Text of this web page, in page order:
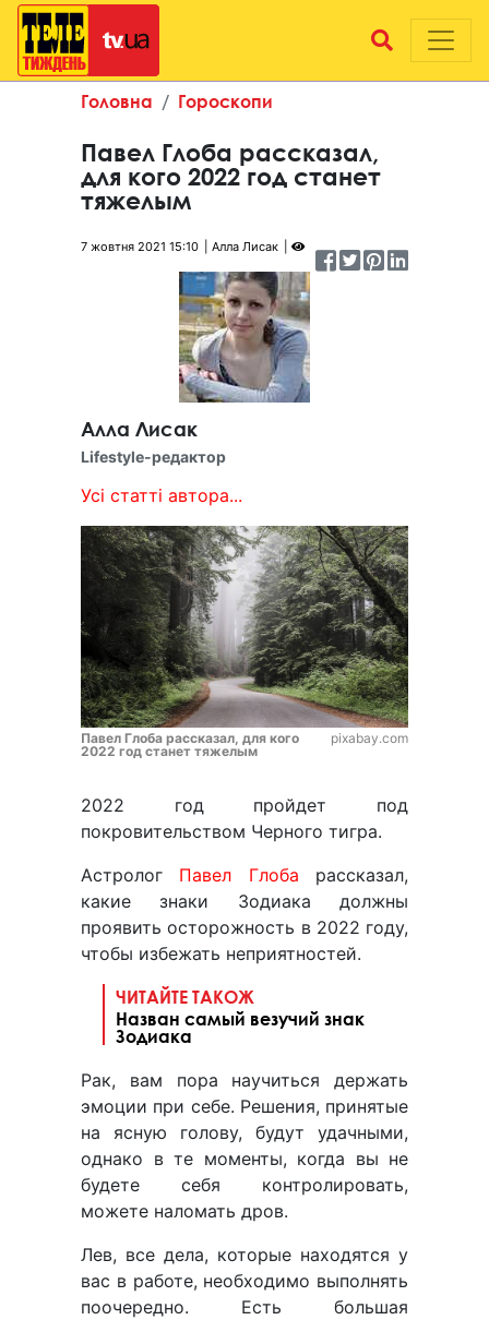
Головна Гороскопи
Павел Глоба рассказал,
для кого 2022 год станет
тяжелым
7 жовтня 2021 15:10 Алла Лисак
Алла Лисак
Lifestyle-редактор
Усі статті автора...
Павел Глоба рассказал, для кого
2022 год станет тяжелым
pixabay.com
2022 год пройдет под
покровительством Черного тигра.
Астролог Павел Глоба рассказал,
какие знаки Зодиака должны
проявить осторожность в 2022 году,
чтобы избежать неприятностей.
ЧИТАЙТЕ ТАКОЖ
Назван самый везучий знак
Зодиака
Рак, вам пора научиться держать
эмоции при себе. Решения, принятые
на ясную голову, будут удачными,
однако в те моменты, когда вы не
будете себя контролировать,
можете наломать дров.
Лев, все дела, которые находятся у
вас в работе, необходимо выполнять
поочередно. Есть большая